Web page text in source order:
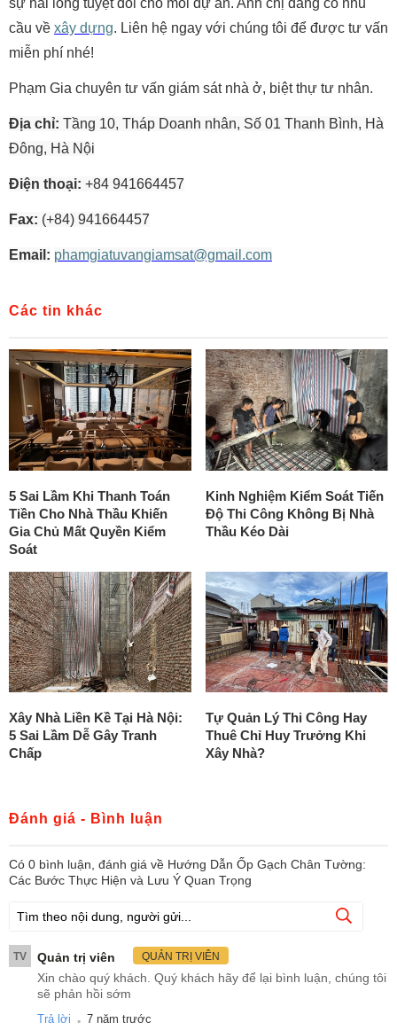
sự hài lòng tuyệt đối cho mỗi dự án. Anh chị đang có nhu
cầu về xây dựng. Liên hệ ngay với chúng tôi để được tư vấn
miễn phí nhé!
Phạm Gia chuyên tư vấn giám sát nhà ở, biệt thự tư nhân.
Địa chỉ: Tầng 10, Tháp Doanh nhân, Số 01 Thanh Bình, Hà
Đông, Hà Nội
Điện thoại: +84 941664457
Fax: (+84) 941664457
Email: phamgiatuvangiamsat@gmail.com
Các tin khác
5 Sai Lầm Khi Thanh Toán
Tiền Cho Nhà Thầu Khiến
Gia Chủ Mất Quyền Kiểm
Soát
Kinh Nghiệm Kiểm Soát Tiến
Độ Thi Công Không Bị Nhà
Thầu Kéo Dài
Xây Nhà Liền Kề Tại Hà Nội:
5 Sai Lầm Dễ Gây Tranh
Chấp
Tự Quản Lý Thi Công Hay
Thuê Chỉ Huy Trưởng Khi
Xây Nhà?
Đánh giá - Bình luận
Có 0 bình luận, đánh giá về Hướng Dẫn Ốp Gạch Chân Tường:
Các Bước Thực Hiện và Lưu Ý Quan Trọng
TV Quản trị viên QUẢN TRỊ VIÊN
Xin chào quý khách. Quý khách hãy để lại bình luận, chúng tôi
sẽ phản hồi sớm
Trả lời . 7 năm trước